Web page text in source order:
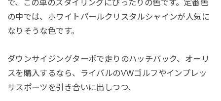
で、この車のスタイリングにぴったりの色です。定番色
の中では、ホワイトパールクリスタルシャインが人気に
なりそうな色です。
ダウンサイジングターボで走りのハッチバック、オーリ
スを購入するなら、ライバルのVWゴルフやインプレッ
サスポーツを引き合いに出しつつ、